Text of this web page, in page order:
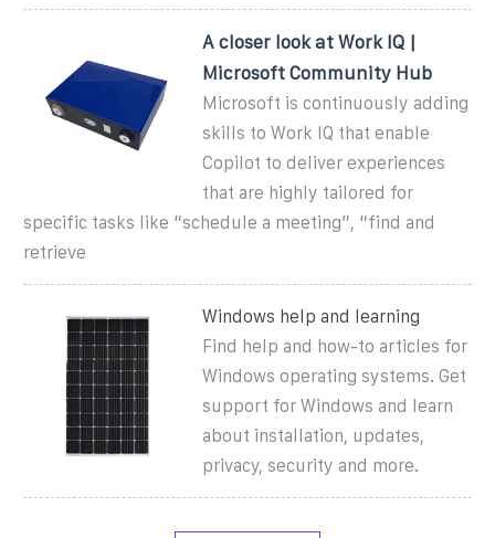
A closer look at Work IQ |
Microsoft Community Hub
Microsoft is continuously adding
skills to Work IQ that enable
Copilot to deliver experiences
that are highly tailored for
specific tasks like “schedule a meeting”, “find and
retrieve
Windows help and learning
Find help and how-to articles for
Windows operating systems. Get
support for Windows and learn
about installation, updates,
privacy, security and more.